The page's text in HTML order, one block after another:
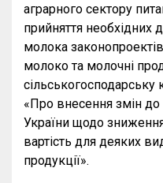
аграрного сектору
прийняття необхідних
молока
молоко та молочні
«Про внесення змін
України щодо
вартість для деяких
продукції».